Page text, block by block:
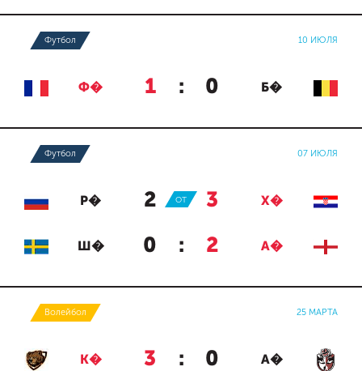
Футбол 10 ИЮЛЯ
Ф� 1 : 0 Б�
Футбол 07 ИЮЛЯ
Р� 2 : 3 Х�
ОТ
Ш� 0 : 2 А�
Волейбол 25 МАРТА
К� 3 : 0 А�